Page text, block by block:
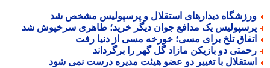
دیدارهای استقلال و پرسپولیس مشخص شد
یک مدافع جوان دیگر خرید؛ طاهری سرخپوش شد
تلخ برای مسی؛ خورخه مسی از دنیا رفت
دو بازیکن مازاد گل گهر را برگرداند
با تغییر دو عضو هیئت مدیره درست نمی شود